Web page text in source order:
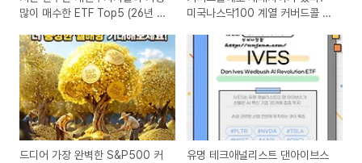
많이 매수한 ETF Top5 (26년 2
미국나스닥100 계열 커버드콜 톺
드디어 가장 완벽한 S&P500 커
유명 테크애널리스트 댄아이브스